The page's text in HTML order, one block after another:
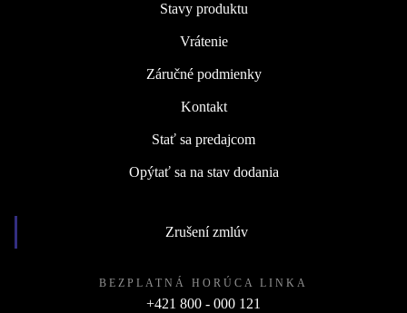
Stavy produktu
Vrátenie
Záručné podmienky
Kontakt
Stať sa predajcom
Opýtať sa na stav dodania
Zrušení zmlúv
BEZPLATNÁ HORÚCA LINKA
+421 800 - 000 121